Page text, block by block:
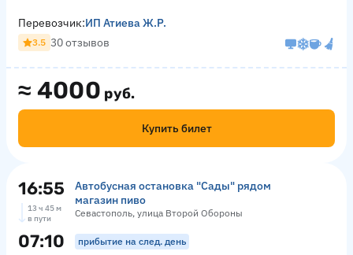
≈ 4000 руб.
Купить билет
Перевозчик:ИП Атиева Ж.Р.
3.5 30 отзывов
16:55
Автобусная остановка "Сады" рядом
магазин пиво
Севастополь, улица Второй Обороны
13 ч 45 м
в пути
07:10 прибытие на след. день